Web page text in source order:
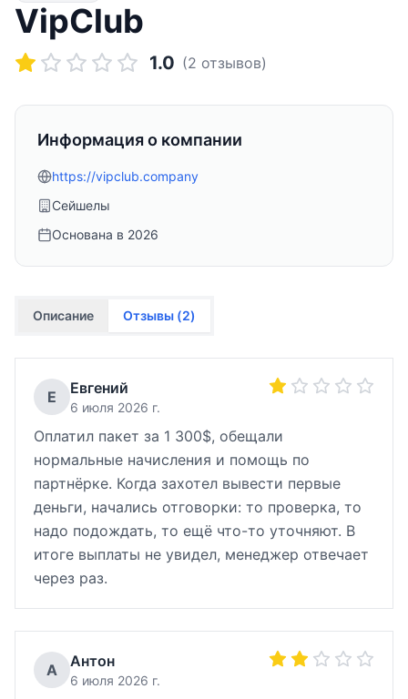
VipClub
1.0 (2 отзывов)
Информация о компании
https://vipclub.company
Сейшелы
Основана в 2026
Описание Отзывы (2)
Е Евгений
6 июля 2026 г.
Оплатил пакет за 1 300$, обещали
нормальные начисления и помощь по
партнёрке. Когда захотел вывести первые
деньги, начались отговорки: то проверка, то
надо подождать, то ещё что-то уточняют. В
итоге выплаты не увидел, менеджер отвечает
через раз.
А Антон
6 июля 2026 г.